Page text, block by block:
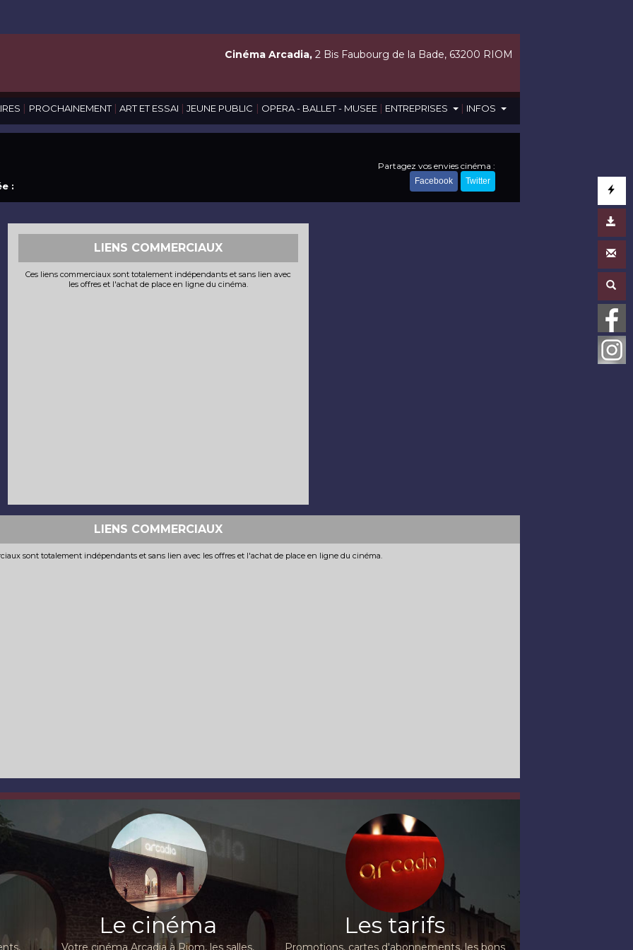
| PROCHAINEMENT | ART ET ESSAI | JEUNE PUBLIC | OPERA - BALLET - MUSEE | ENTREPRISES | INFOS
Cinéma Arcadia, 2 Bis Faubourg de la Bade, 63200 RIOM
:
Partagez vos envies cinéma :
Facebook Twitter
LIENS COMMERCIAUX
Ces liens commerciaux sont totalement indépendants et sans lien avec
les offres et l'achat de place en ligne du cinéma.
LIENS COMMERCIAUX
sont totalement indépendants et sans lien avec les offres et l'achat de place en ligne du cinéma.
Le cinéma
Votre cinéma Arcadia à Riom, les salles,
Les tarifs
Promotions, cartes d'abonnements, les bons